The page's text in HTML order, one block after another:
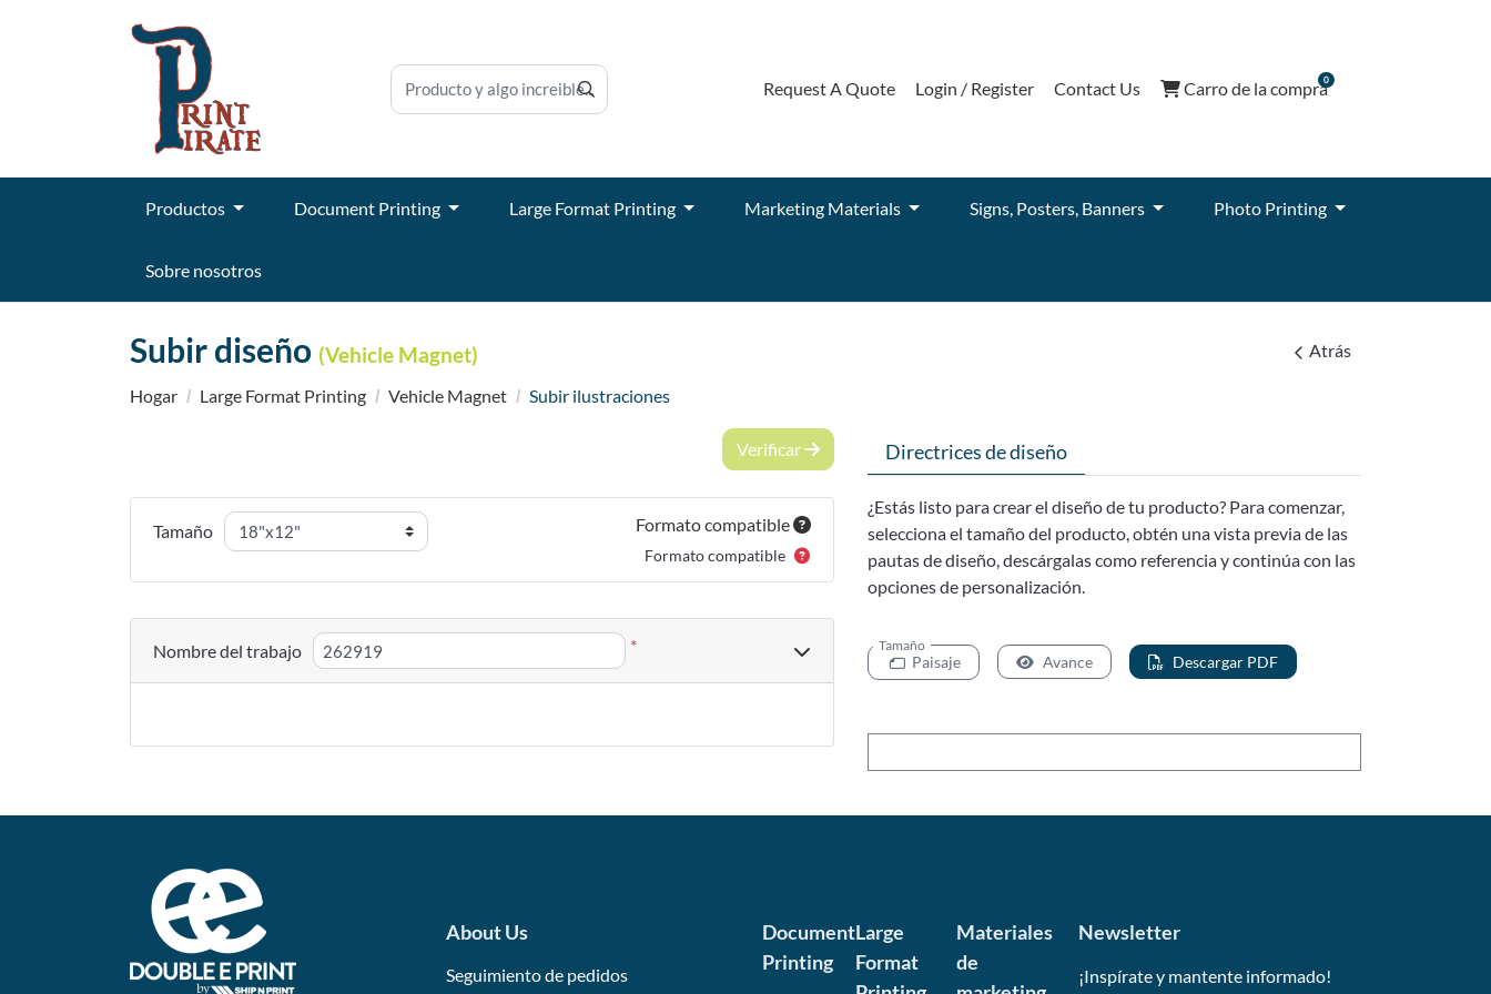
Request A Quote Login / Register Contact Us Carro de la compra
Carro de la compra
0
Productos Document Printing Large Format Printing Marketing Materials Signs, Posters, Banners Photo Printing
Sobre nosotros
Subir diseño (Vehicle Magnet) Atrás
Hogar Large Format Printing Vehicle Magnet Subir ilustraciones
Directrices de diseño
¿Estás listo para crear el diseño de tu producto? Para comenzar,
selecciona el tamaño del producto, obtén una vista previa de las
pautas de diseño, descárgalas como referencia y continúa con las
opciones de personalización.
Tamaño
Paisaje Avance Descargar PDF
Verificar
Tamaño Formato compatible
Formato compatible
Nombre del trabajo *
About Us
Seguimiento de pedidos
Document
Printing
Large
Format
Materiales
de
Newsletter
¡Inspírate y mantente informado!